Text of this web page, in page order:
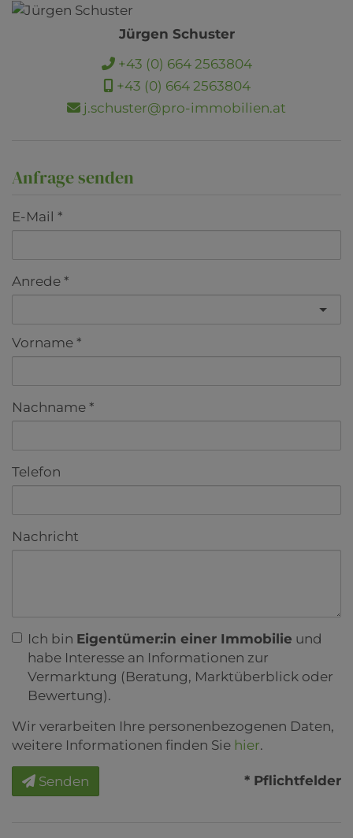
Jürgen Schuster
+43 (0) 664 2563804
+43 (0) 664 2563804
j.schuster@pro-immobilien.at
Anfrage senden
E-Mail
Anrede
Vorname
Nachname
Telefon
Nachricht
Ich bin Eigentümer:in einer Immobilie und
habe Interesse an Informationen zur
Vermarktung (Beratung, Marktüberblick oder
Bewertung).
Wir verarbeiten Ihre personenbezogenen Daten,
weitere Informationen finden Sie hier.
Senden * Pflichtfelder